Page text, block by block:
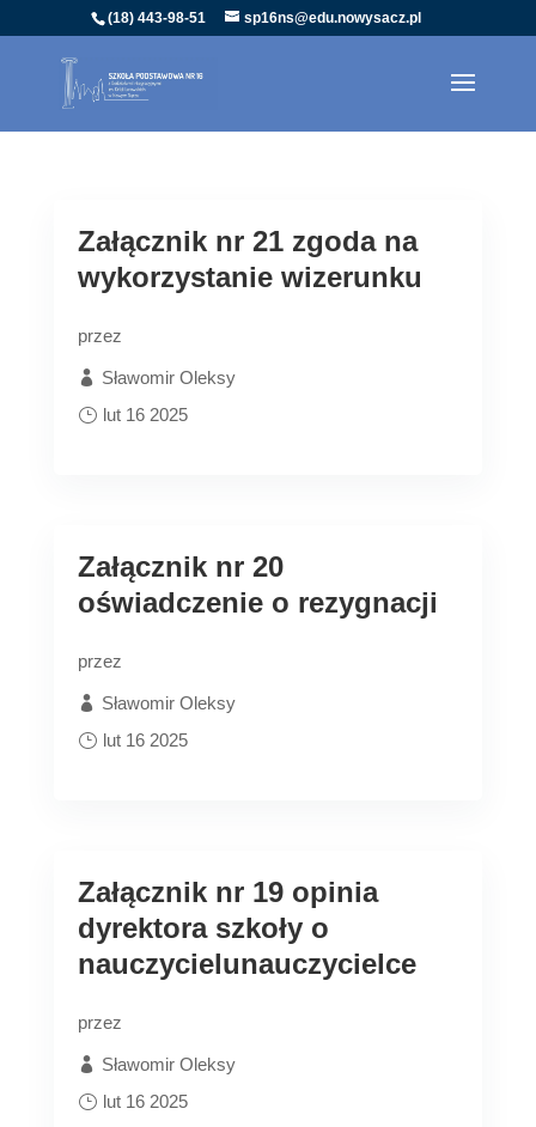
(18) 443-98-51 sp16ns@edu.nowysacz.pl
Załącznik nr 21 zgoda na
wykorzystanie wizerunku
przez
Sławomir Oleksy
lut 16 2025
Załącznik nr 20
oświadczenie o rezygnacji
przez
Sławomir Oleksy
lut 16 2025
Załącznik nr 19 opinia
dyrektora szkoły o
nauczycielunauczycielce
przez
Sławomir Oleksy
lut 16 2025